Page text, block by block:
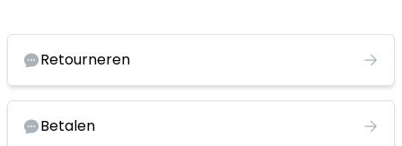
Retourneren
Betalen